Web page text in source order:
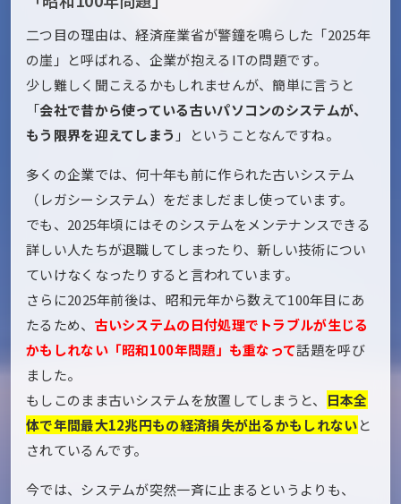
二つ目の理由は、経済産業省が警鐘を鳴らした「2025年
の崖」と呼ばれる、企業が抱えるITの問題です。
少し難しく聞こえるかもしれませんが、簡単に言うと
「会社で昔から使っている古いパソコンのシステムが、
もう限界を迎えてしまう 」ということなんですね。
多くの企業では、何十年も前に作られた古いシステム
（レガシーシステム）をだましだまし使っています。
でも、2025年頃にはそのシステムをメンテナンスできる
詳しい人たちが退職してしまったり、新しい技術につい
ていけなくなったりすると言われています。
さらに2025年前後は、昭和元年から数えて100年目にあ
たるため、 古いシステムの日付処理でトラブルが生じる
かもしれない「昭和100年問題」も重なって話題を呼び
ました。
もしこのまま古いシステムを放置してしまうと、
日本全
体で年間最大12兆円もの経済損失が出るかもしれないと
されているんです。
今では、システムが突然一斉に止まるというよりも、